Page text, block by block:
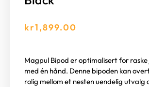
kr1,899.00
Magpul Bipod er optimalisert for
med én hånd. Denne bipoden kan
rolig mellom et nesten uendelig utvalg